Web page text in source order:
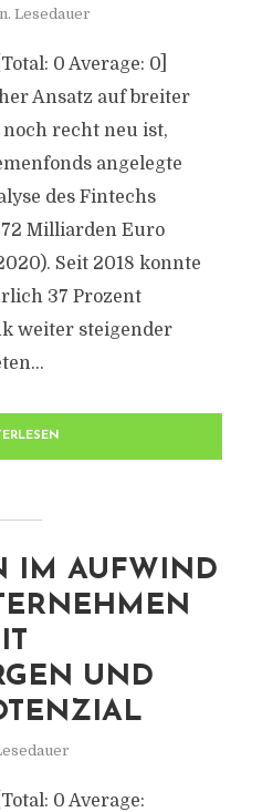
Lesedauer
0 Average: 0]
Ansatz auf breiter
recht neu ist,
angelegte
des Fintechs
Milliarden Euro
Seit 2018 konnte
37 Prozent
weiter steigender
IM AUFWIND
UND
0 Average: